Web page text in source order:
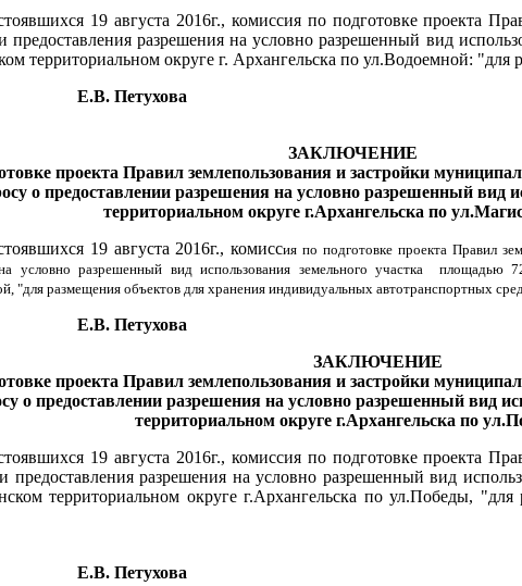
19 августа 2016г., комиссия по подготовке проекта
разрешения на условно разрешенный вид
территориальном округе г. Архангельска по ул.Водоемной:
Е.В. Петухова
ЗАКЛЮЧЕНИЕ
проекта Правил землепользования и застройки
о предоставлении разрешения на условно разрешенный вид
территориальном округе г.Архангельска по
19 августа 2016г., комиссия по подготовке проекта Правил
условно разрешенный вид использования земельного участка
"для размещения объектов для хранения индивидуальных автотранспортных
Е.В. Петухова
ЗАКЛЮЧЕНИЕ
проекта Правил землепользования и застройки
о предоставлении разрешения на условно разрешенный вид
территориальном округе г.Архангельска по
19 августа 2016г., комиссия по подготовке проекта
разрешения на условно разрешенный вид
территориальном округе г.Архангельска по ул.Победы,
Е.В. Петухова